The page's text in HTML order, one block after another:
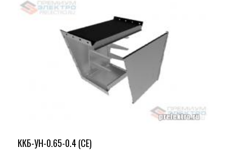
ККБ-УН-0.65-0.4 (СЕ)